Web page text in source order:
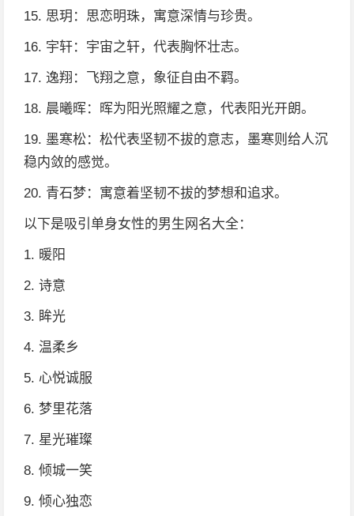
15. 思玥：思恋明珠，寓意深情与珍贵。
16. 宇轩：宇宙之轩，代表胸怀壮志。
17. 逸翔：飞翔之意，象征自由不羁。
18. 晨曦晖：晖为阳光照耀之意，代表阳光开朗。
19. 墨寒松：松代表坚韧不拔的意志，墨寒则给人沉
稳内敛的感觉。
20. 青石梦：寓意着坚韧不拔的梦想和追求。
以下是吸引单身女性的男生网名大全：
1. 暖阳
2. 诗意
3. 眸光
4. 温柔乡
5. 心悦诚服
6. 梦里花落
7. 星光璀璨
8. 倾城一笑
9. 倾心独恋